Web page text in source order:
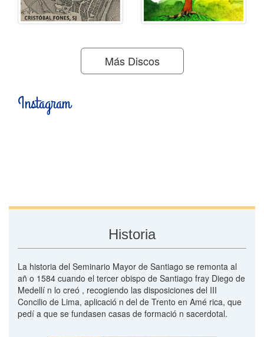
Más Discos
Instagram
Historia
La historia del Seminario Mayor de Santiago se remonta al
añ o 1584 cuando el tercer obispo de Santiago fray Diego de
Medellí n lo creó , recogiendo las disposiciones del III
Concilio de Lima, aplicació n del de Trento en Amé rica, que
pedí a que se fundasen casas de formació n sacerdotal.